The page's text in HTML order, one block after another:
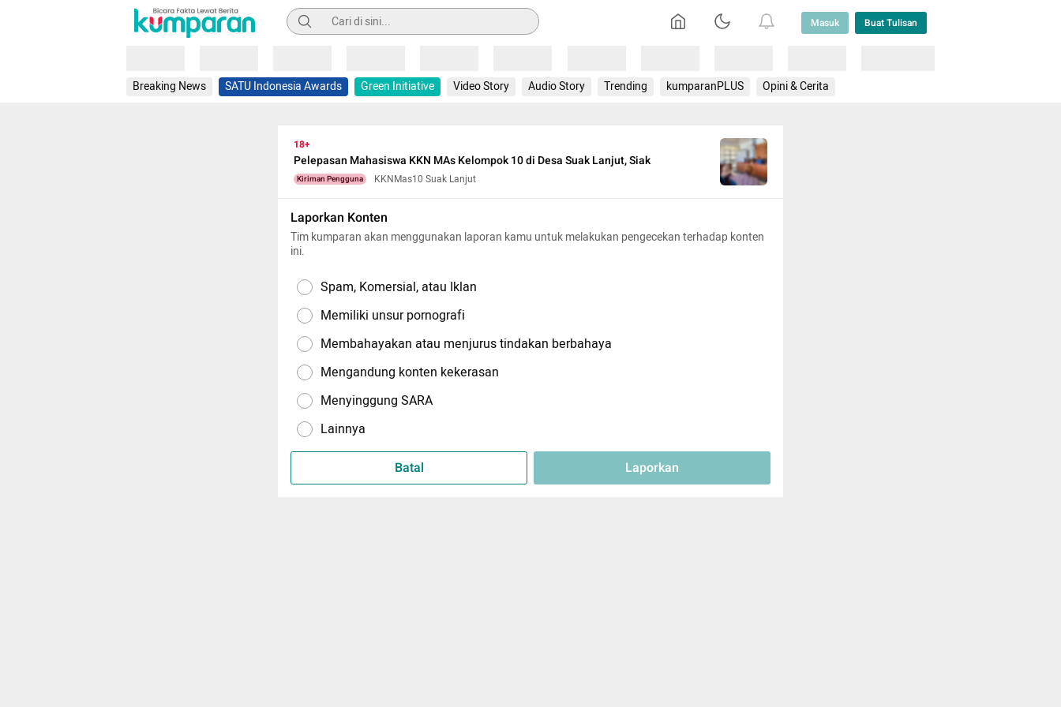
Pencarian Masuk Buat Tulisan
Breaking News SATU Indonesia Awards Green Initiative Video Story Audio Story Trending kumparanPLUS Opini & Cerita
18+
Pelepasan Mahasiswa KKN MAs Kelompok 10 di Desa Suak Lanjut, Siak
Kiriman Pengguna KKNMas10 Suak Lanjut
Laporkan Konten
Tim kumparan akan menggunakan laporan kamu untuk melakukan pengecekan terhadap konten
ini.
Spam, Komersial, atau Iklan
Memiliki unsur pornografi
Membahayakan atau menjurus tindakan berbahaya
Mengandung konten kekerasan
Menyinggung SARA
Lainnya
Batal Laporkan